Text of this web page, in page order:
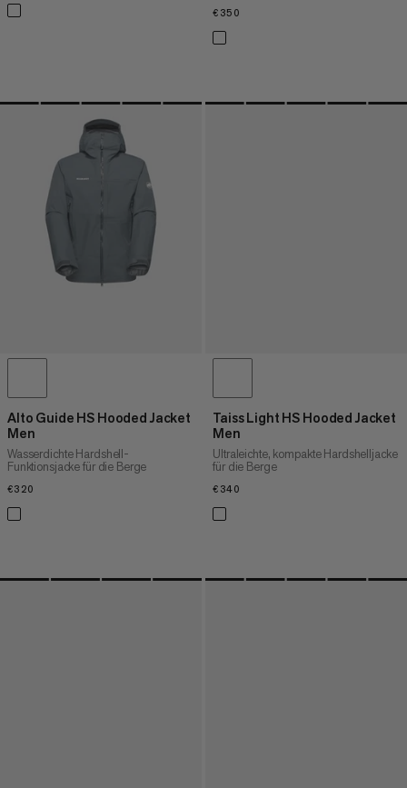
€350
Alto Guide HS Hooded Jacket
Men
Wasserdichte Hardshell-
Funktionsjacke für die Berge
€320
Taiss Light HS Hooded Jacket
Men
Ultraleichte, kompakte Hardshelljacke
für die Berge
€340